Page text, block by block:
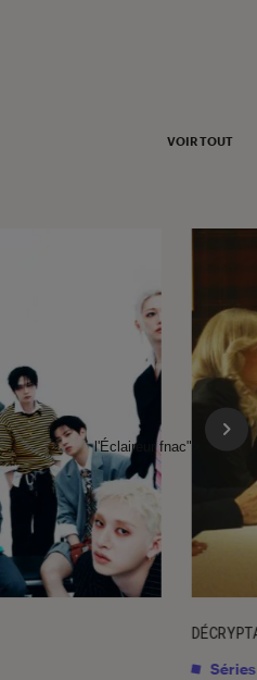
VOIR TOUT
Séries
l'Éclaireur fnac">